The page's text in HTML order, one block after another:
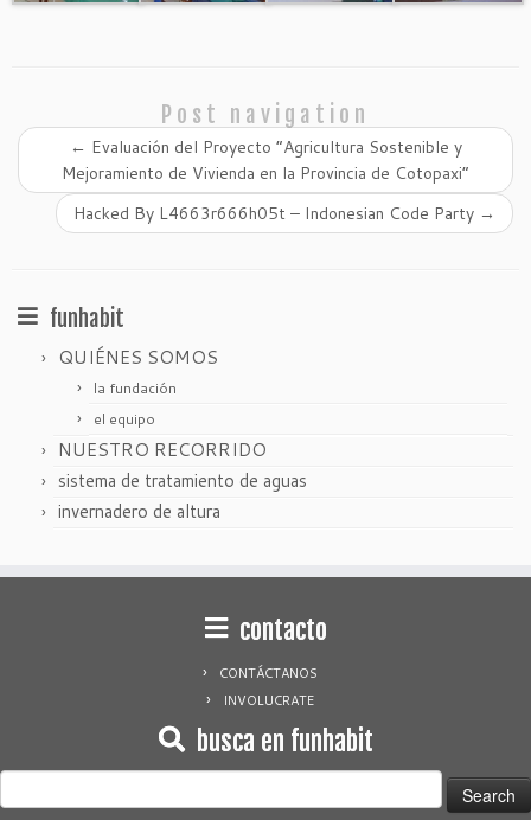
Post navigation
← Evaluación del Proyecto “Agricultura Sostenible y
Mejoramiento de Vivienda en la Provincia de Cotopaxi”
Hacked By L4663r666h05t – Indonesian Code Party →
funhabit
QUIÉNES SOMOS
la fundación
el equipo
NUESTRO RECORRIDO
sistema de tratamiento de aguas
invernadero de altura
contacto
CONTÁCTANOS
INVOLUCRATE
busca en funhabit
Search
for: